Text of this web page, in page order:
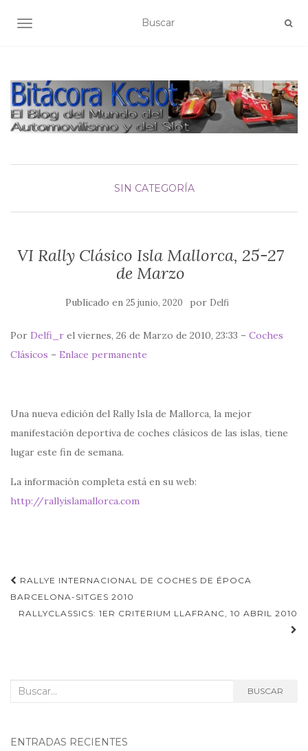
ALTERNAR NAVEGACIÓN
SIN CATEGORÍA
VI Rally Clásico Isla Mallorca, 25-27
de Marzo
Publicado en 25 junio, 2020 por Delfi
Por Delfi_r el viernes, 26 de Marzo de 2010, 23:33 – Coches
Clásicos – Enlace permanente
Una nueva edición del Rally Isla de Mallorca, la mejor
manifestación deportiva de coches clásicos de las islas, tiene
lugar este fin de semana.
La información completa está en su web:
http://rallyislamallorca.com
Navegación
de
entradas
RALLYE INTERNACIONAL DE COCHES DE ÉPOCA
BARCELONA-SITGES 2010
RALLYCLASSICS: 1ER CRITERIUM LLAFRANC, 10 ABRIL 2010
Buscar: BUSCAR
ENTRADAS RECIENTES